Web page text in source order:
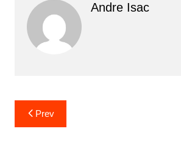
Andre Isac
Prev